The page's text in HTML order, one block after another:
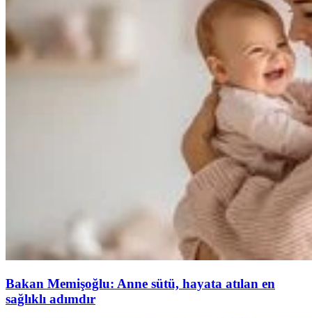
Bakan Memişoğlu: Anne sütü, hayata atılan en
sağlıklı adımdır